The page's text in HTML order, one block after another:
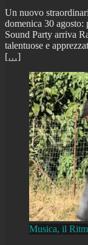
Un nuovo
domenica 30 agosto:
Sound Party arriva
talentuose e
[…]
Musica, il